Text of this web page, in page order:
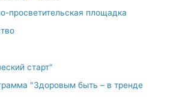
просветительская площадка
старт"
"Здоровым быть – в тренде